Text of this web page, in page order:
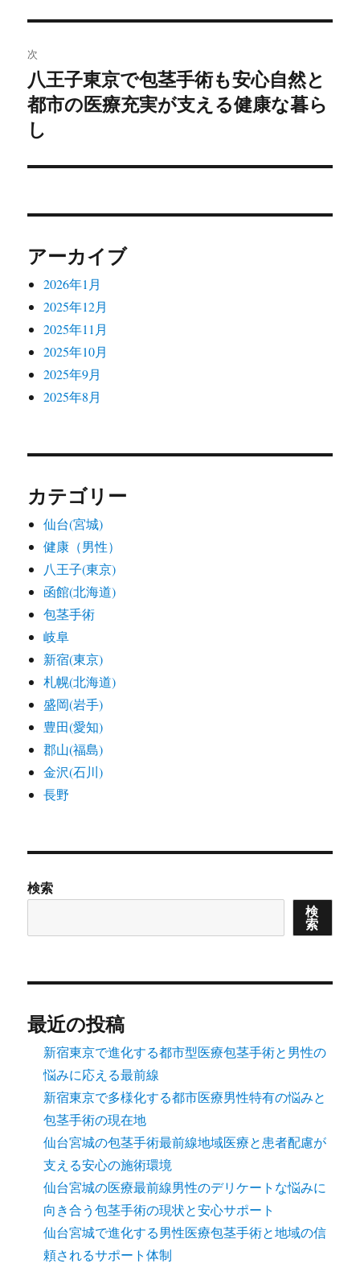
ビ
ゲ
ー
シ
稿:
次
次
の
投
稿:
八王子東京で包茎手術も安心自然と
都市の医療充実が支える健康な暮ら
し
アーカイブ
2026年1月
2025年12月
2025年11月
2025年10月
2025年9月
2025年8月
カテゴリー
仙台(宮城)
健康（男性）
八王子(東京)
函館(北海道)
包茎手術
岐阜
新宿(東京)
札幌(北海道)
盛岡(岩手)
豊田(愛知)
郡山(福島)
金沢(石川)
長野
検索
検
索
最近の投稿
新宿東京で進化する都市型医療包茎手術と男性の
悩みに応える最前線
新宿東京で多様化する都市医療男性特有の悩みと
包茎手術の現在地
仙台宮城の包茎手術最前線地域医療と患者配慮が
支える安心の施術環境
仙台宮城の医療最前線男性のデリケートな悩みに
向き合う包茎手術の現状と安心サポート
仙台宮城で進化する男性医療包茎手術と地域の信
頼されるサポート体制